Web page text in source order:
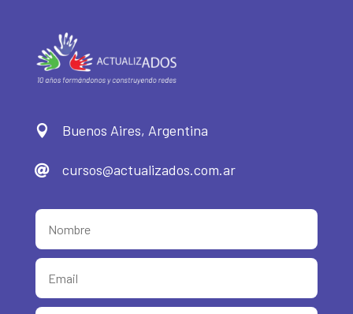
 Buenos Aires, Argentina
 cursos@actualizados.com.ar